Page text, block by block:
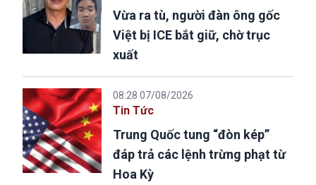
Vừa ra tù, người đàn ông gốc
Việt bị ICE bắt giữ, chờ trục
xuất
08:28 07/08/2026
Tin Tức
Trung Quốc tung “đòn kép”
đáp trả các lệnh trừng phạt từ
Hoa Kỳ